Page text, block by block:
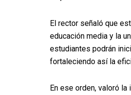
El rector señaló que
educación media y la
estudiantes podrán
fortaleciendo así la
En ese orden, valoró la